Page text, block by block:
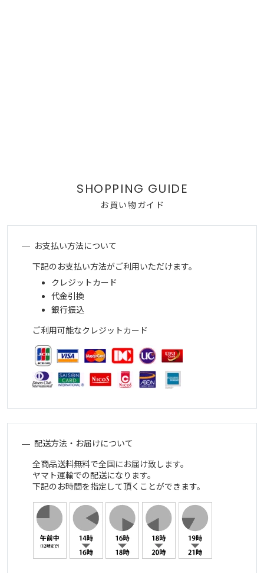
お買い物ガイド
お支払い方法について
下記のお支払い方法がご利用いただけます。
クレジットカード
代金引換
銀行振込
ご利用可能なクレジットカード
配送方法・お届けについて
全商品送料無料で全国にお届け致します。
ヤマト運輸での配送になります。
下記のお時間を指定して頂くことができます。